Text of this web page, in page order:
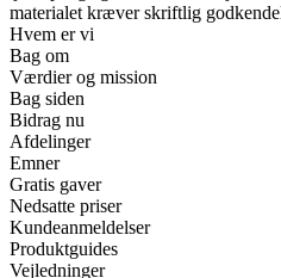
materialet kræver skriftlig
Hvem er vi
Bag om
Værdier og mission
Bag siden
Bidrag nu
Afdelinger
Emner
Gratis gaver
Nedsatte priser
Kundeanmeldelser
Produktguides
Vejledninger